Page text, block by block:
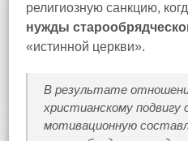
религиозную санкцию,
нужды
«истинной церкви».
В результате
христианскому подвигу
мотивационную